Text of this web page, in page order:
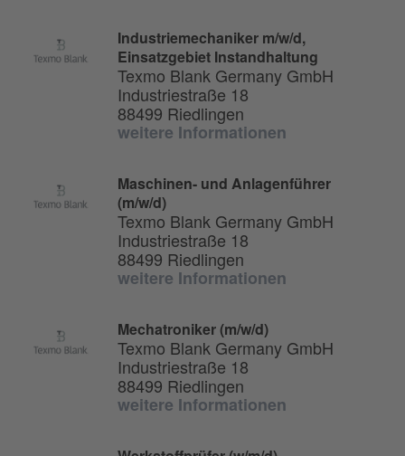
Industriemechaniker m/w/d,
Einsatzgebiet Instandhaltung
Texmo Blank Germany GmbH
Industriestraße 18
88499 Riedlingen
weitere Informationen
Maschinen- und Anlagenführer
(m/w/d)
Texmo Blank Germany GmbH
Industriestraße 18
88499 Riedlingen
weitere Informationen
Mechatroniker (m/w/d)
Texmo Blank Germany GmbH
Industriestraße 18
88499 Riedlingen
weitere Informationen